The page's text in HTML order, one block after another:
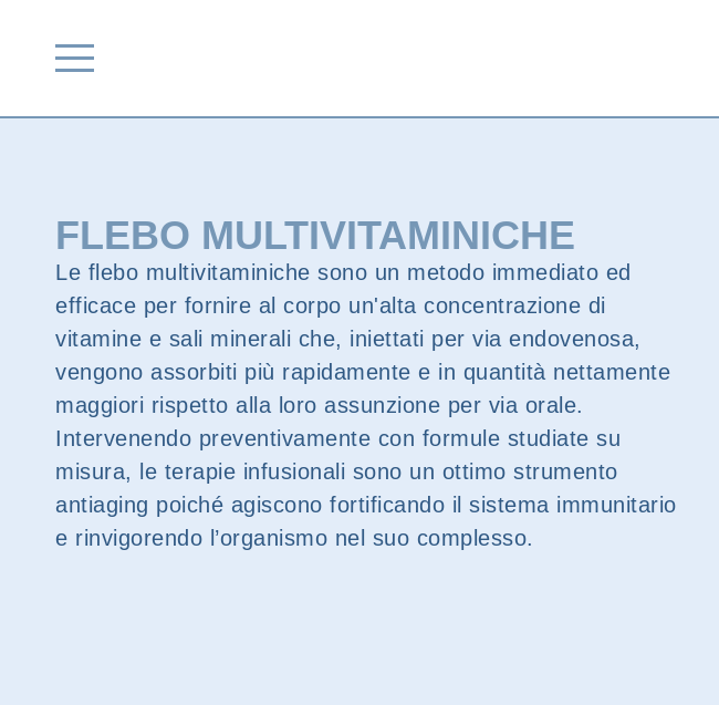
FLEBO MULTIVITAMINICHE
Le flebo multivitaminiche sono un metodo immediato ed
efficace per fornire al corpo un'alta concentrazione di
vitamine e sali minerali che, iniettati per via endovenosa,
vengono assorbiti più rapidamente e in quantità nettamente
maggiori rispetto alla loro assunzione per via orale.
Intervenendo preventivamente con formule studiate su
misura, le terapie infusionali sono un ottimo strumento
antiaging poiché agiscono fortificando il sistema immunitario
e rinvigorendo l’organismo nel suo complesso.